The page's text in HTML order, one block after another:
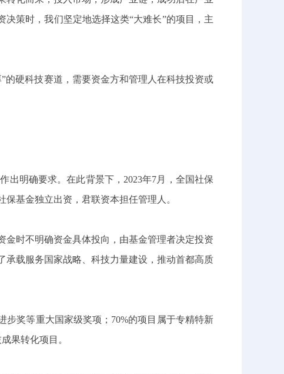
策时，我们坚定地选择这类“大难长”的项目，主
的硬科技赛道，需要资金方和管理人在科技投资或
出明确要求。在此背景下，2023年7月，全国社保
基金独立出资，君联资本担任管理人。
时不明确资金具体投向，由基金管理者决定投资
承载服务国家战略、科技力量建设，推动首都高质
步奖等重大国家级奖项；70%的项目属于专精特新
果转化项目。